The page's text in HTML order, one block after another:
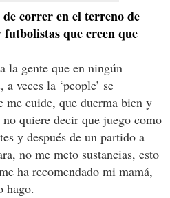
correr en el terreno de
que creen que
la gente que en ningún
veces la ‘people’ se
me cuide, que duerma bien y
quiere decir que juego como
y después de un partido a
no me meto sustancias, esto
ha recomendado mi mamá,
hago.